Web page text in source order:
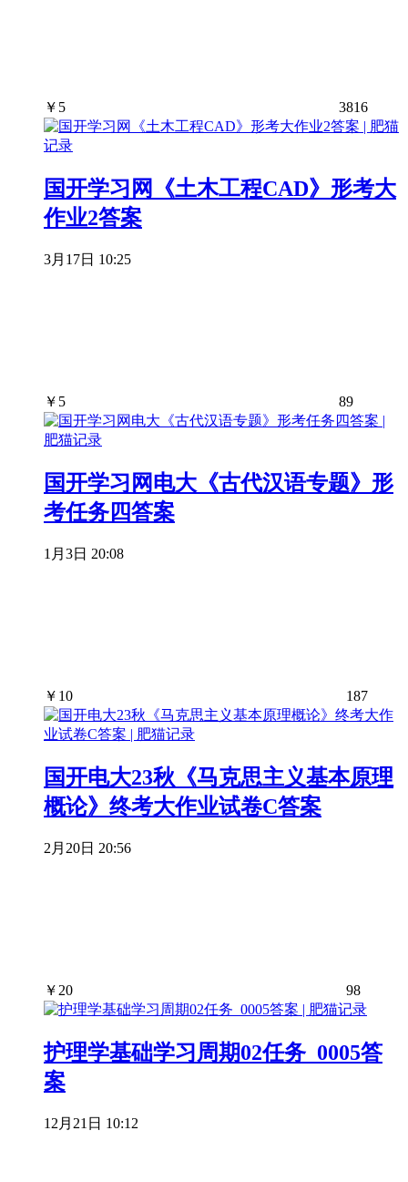
￥ 5 3816
国开学习网《土木工程CAD》形考大
作业2答案
3月17日 10:25
￥ 5 89
国开学习网电大《古代汉语专题》形
考任务四答案
1月3日 20:08
￥ 10 187
国开电大23秋《马克思主义基本原理
概论》终考大作业试卷C答案
2月20日 20:56
￥ 20 98
护理学基础学习周期02任务_0005答
案
12月21日 10:12